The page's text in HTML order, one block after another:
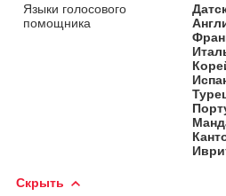
Языки голосового
помощника
Скрыть